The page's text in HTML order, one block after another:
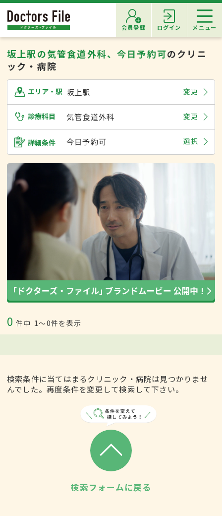
会員登録 ログイン メニュー
坂上駅の気管食道外科、今日予約可のクリニ
ック・病院
エリア・駅 坂上駅 変更
診療科目 気管食道外科 変更
詳細条件 今日予約可 選択
0 件中 1〜0件を表示
検索条件に当てはまるクリニック・病院は見つかりませ
んでした。再度条件を変更して検索して下さい。
検索フォームに戻る